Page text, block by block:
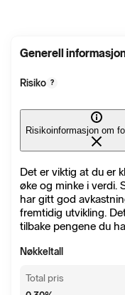
Generell
Risiko ?
Risikoinformasjon om
Det er viktig at du er
øke og minke i verdi.
har gitt god
fremtidig utvikling.
tilbake pengene du
Nøkkeltall
Total pris